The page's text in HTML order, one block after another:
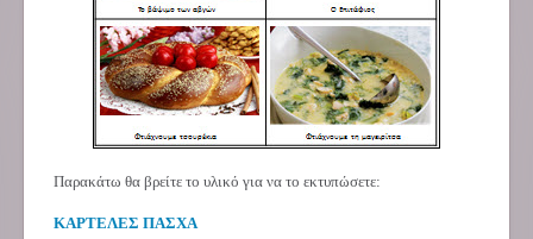
Παρακάτω θα βρείτε το υλικό για να το εκτυπώσετε:
ΚΑΡΤΕΛΕΣ ΠΑΣΧΑ